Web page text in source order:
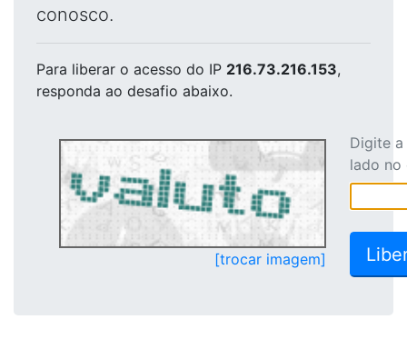
conosco.
Para liberar o acesso do IP 216.73.216.153,
responda ao desafio abaixo.
[trocar imagem]
Digite
lado no